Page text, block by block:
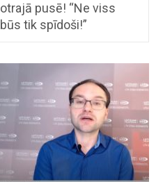
otrajā pusē! “Ne viss
būs tik spīdoši!”